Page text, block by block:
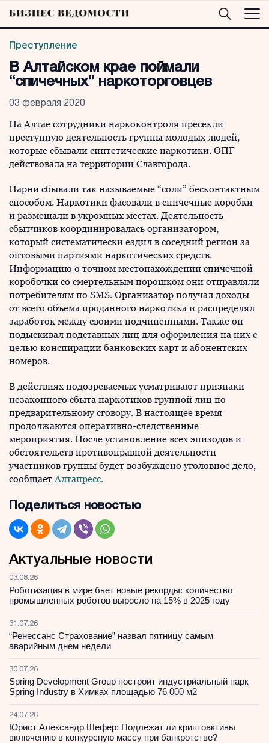
Преступление
В Алтайском крае поймали
“спичечных” наркоторговцев
03 февраля 2020
На Алтае сотрудники наркоконтроля пресекли
преступную деятельность группы молодых людей,
которые сбывали синтетические наркотики. ОПГ
действовала на территории Славгорода.
Парни сбывали так называемые “соли” бесконтактным
способом. Наркотики фасовали в спичечные коробки
и размещали в укромных местах. Деятельность
сбытчиков координировалась организатором,
который систематически ездил в соседний регион за
оптовыми партиями наркотических средств.
Информацию о точном местонахождении спичечной
коробочки со смертельным порошком они отправляли
потребителям по SMS. Организатор получал доходы
от всего объема проданного наркотика и распределял
заработок между своими подчиненными. Также он
подыскивал подставных лиц для оформления на них с
целью конспирации банковских карт и абонентских
номеров.
В действиях подозреваемых усматривают признаки
незаконного сбыта наркотиков группой лиц по
предварительному сговору. В настоящее время
продолжаются оперативно-следственные
мероприятия. После установление всех эпизодов и
обстоятельств противоправной деятельности
участников группы будет возбуждено уголовное дело,
сообщаетАлтапресс.
Поделиться новостью
Актуальные новости
03.08.26
Роботизация в мире бьет новые рекорды: количество
промышленных роботов выросло на 15% в 2025 году
31.07.26
“Ренессанс Страхование” назвал пятницу самым
аварийным днем недели
30.07.26
Spring Development Group построит индустриальный парк
Spring Industry в Химках площадью 76 000 м2
24.07.26
Юрист Александр Шефер: Подлежат ли криптоактивы
включению в конкурсную массу при банкротстве?